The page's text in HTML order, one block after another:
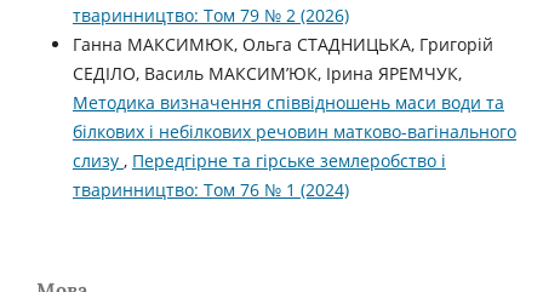
тваринництво: Том 79 № 2 (2026)
Ганна МАКСИМЮК, Ольга СТАДНИЦЬКА, Григорій
СЕДІЛО, Василь МАКСИМ’ЮК, Ірина ЯРЕМЧУК,
Методика визначення співвідношень маси води та
білкових і небілкових речовин матково-вагінального
слизу , Передгірне та гірське землеробство і
тваринництво: Том 76 № 1 (2024)